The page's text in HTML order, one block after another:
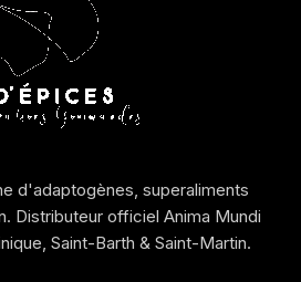
d'adaptogènes, superaliments
Distributeur officiel Anima Mundi
Saint-Barth & Saint-Martin.